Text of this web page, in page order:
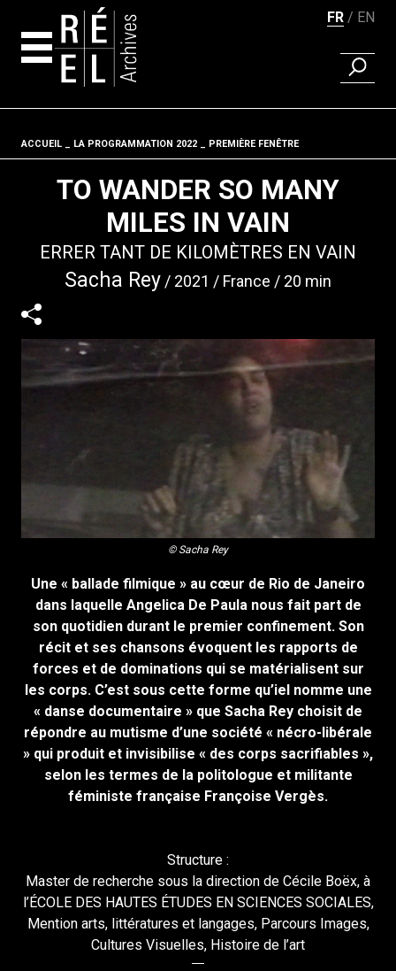
FR EN
Fil d'ariane
ACCUEIL LA PROGRAMMATION 2022 PREMIÈRE FENÊTRE
TO WANDER SO MANY
MILES IN VAIN
ERRER TANT DE KILOMÈTRES EN VAIN
Sacha Rey 2021 France 20 min
© Sacha Rey
Une « ballade filmique » au cœur de Rio de Janeiro
dans laquelle Angelica De Paula nous fait part de
son quotidien durant le premier confinement. Son
récit et ses chansons évoquent les rapports de
forces et de dominations qui se matérialisent sur
les corps. C’est sous cette forme qu’iel nomme une
« danse documentaire » que Sacha Rey choisit de
répondre au mutisme d’une société « nécro-libérale
» qui produit et invisibilise « des corps sacrifiables »,
selon les termes de la politologue et militante
féministe française Françoise Vergès.
Structure :
Master de recherche sous la direction de Cécile Boëx, à
l’ÉCOLE DES HAUTES ÉTUDES EN SCIENCES SOCIALES,
Mention arts, littératures et langages, Parcours Images,
Cultures Visuelles, Histoire de l’art